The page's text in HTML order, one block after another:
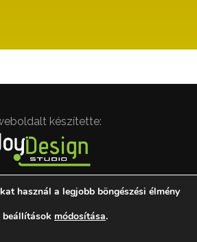
készítette:
© Magyar Drámapedagógiai
használ a legjobb böngészési élmény
beállítások módosítása.